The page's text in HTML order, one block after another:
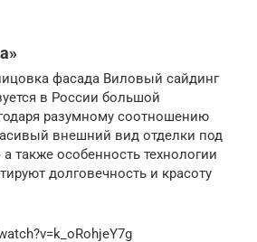
фасада Виловый сайдинг
в России большой
разумному соотношению
внешний вид отделки под
также особенность технологии
долговечность и красоту